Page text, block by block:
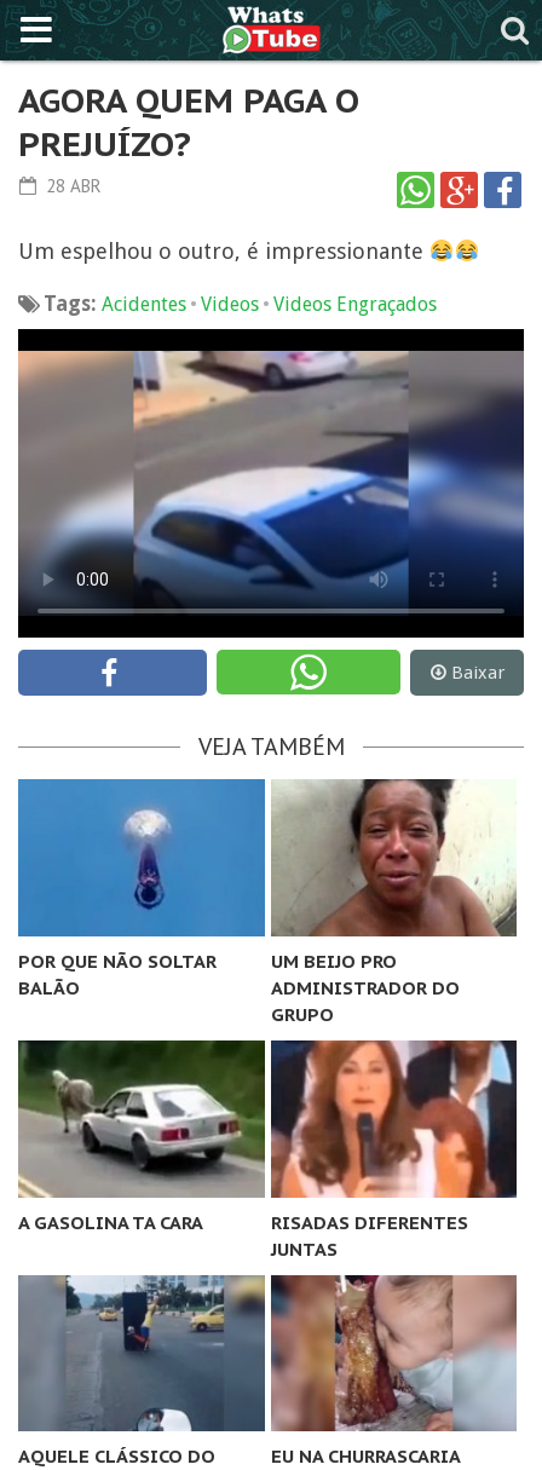
AGORA QUEM PAGA O
PREJUÍZO?
28 ABR
Um espelhou o outro, é impressionante
Tags: Acidentes • Videos • Videos Engraçados
Baixar
VEJA TAMBÉM
POR QUE NÃO SOLTAR
BALÃO
UM BEIJO PRO
ADMINISTRADOR DO
GRUPO
A GASOLINA TA CARA
RISADAS DIFERENTES
JUNTAS
AQUELE CLÁSSICO DO
EU NA CHURRASCARIA